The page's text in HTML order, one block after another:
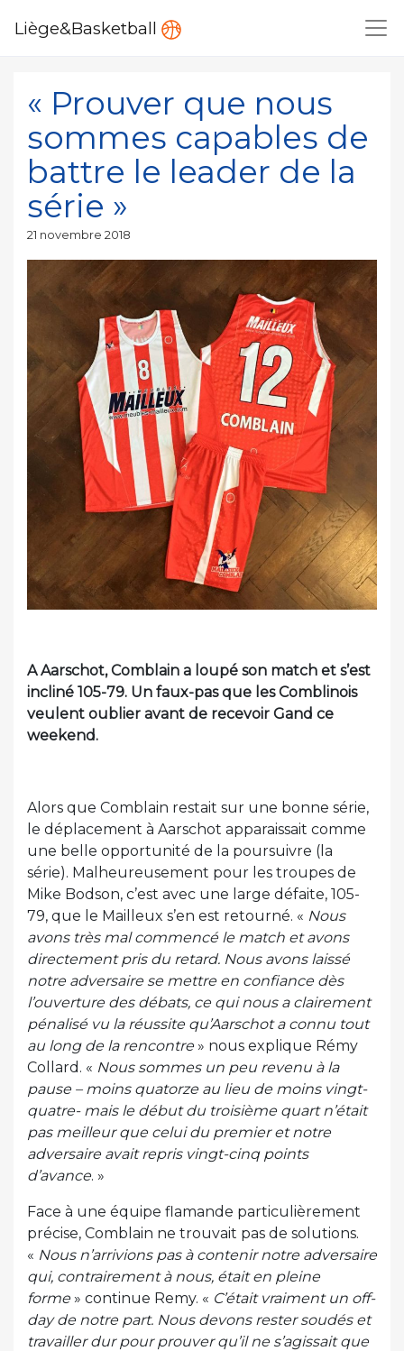
Liège&Basketball
« Prouver que nous
sommes capables de
battre le leader de la
série »
Publié
21 novembre 2018
A Aarschot, Comblain a loupé son match et s’est
incliné 105-79. Un faux-pas que les Comblinois
veulent oublier avant de recevoir Gand ce
weekend.
Alors que Comblain restait sur une bonne série,
le déplacement à Aarschot apparaissait comme
une belle opportunité de la poursuivre (la
série). Malheureusement pour les troupes de
Mike Bodson, c’est avec une large défaite, 105-
79, que le Mailleux s’en est retourné. « Nous
avons très mal commencé le match et avons
directement pris du retard. Nous avons laissé
notre adversaire se mettre en confiance dès
l’ouverture des débats, ce qui nous a clairement
pénalisé vu la réussite qu’Aarschot a connu tout
au long de la rencontre» nous explique Rémy
Collard. « Nous sommes un peu revenu à la
pause – moins quatorze au lieu de moins vingt-
quatre- mais le début du troisième quart n’était
pas meilleur que celui du premier et notre
adversaire avait repris vingt-cinq points
d’avance. »
Face à une équipe flamande particulièrement
précise, Comblain ne trouvait pas de solutions.
« Nous n’arrivions pas à contenir notre adversaire
qui, contrairement à nous, était en pleine
forme» continue Remy. « C’était vraiment un off-
day de notre part. Nous devons rester soudés et
travailler dur pour prouver qu’il ne s’agissait que